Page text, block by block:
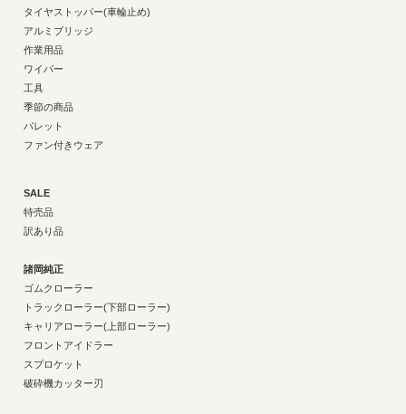
タイヤストッパー(車輪止め)
アルミブリッジ
作業用品
ワイパー
工具
季節の商品
パレット
ファン付きウェア
SALE
特売品
訳あり品
諸岡純正
ゴムクローラー
トラックローラー(下部ローラー)
キャリアローラー(上部ローラー)
フロントアイドラー
スプロケット
破砕機カッター刃